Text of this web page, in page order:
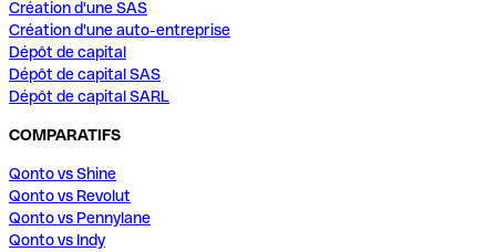
Création d'une SAS
Création d'une auto-entreprise
Dépôt de capital
Dépôt de capital SAS
Dépôt de capital SARL
COMPARATIFS
Qonto vs Shine
Qonto vs Revolut
Qonto vs Pennylane
Qonto vs Indy